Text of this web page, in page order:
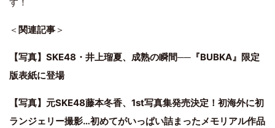
＜関連記事＞
【写真】SKE48・井上瑠夏、成熟の瞬間──『BUBKA』限定
版表紙に登場
【写真】元SKE48藤本冬香、1st写真集発売決定！初海外に初
ランジェリー撮影…初めてがいっぱい詰まったメモリアル作品